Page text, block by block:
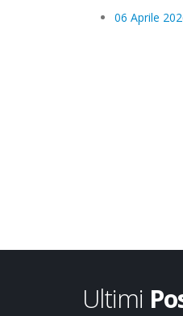
06 Aprile
Ultimi